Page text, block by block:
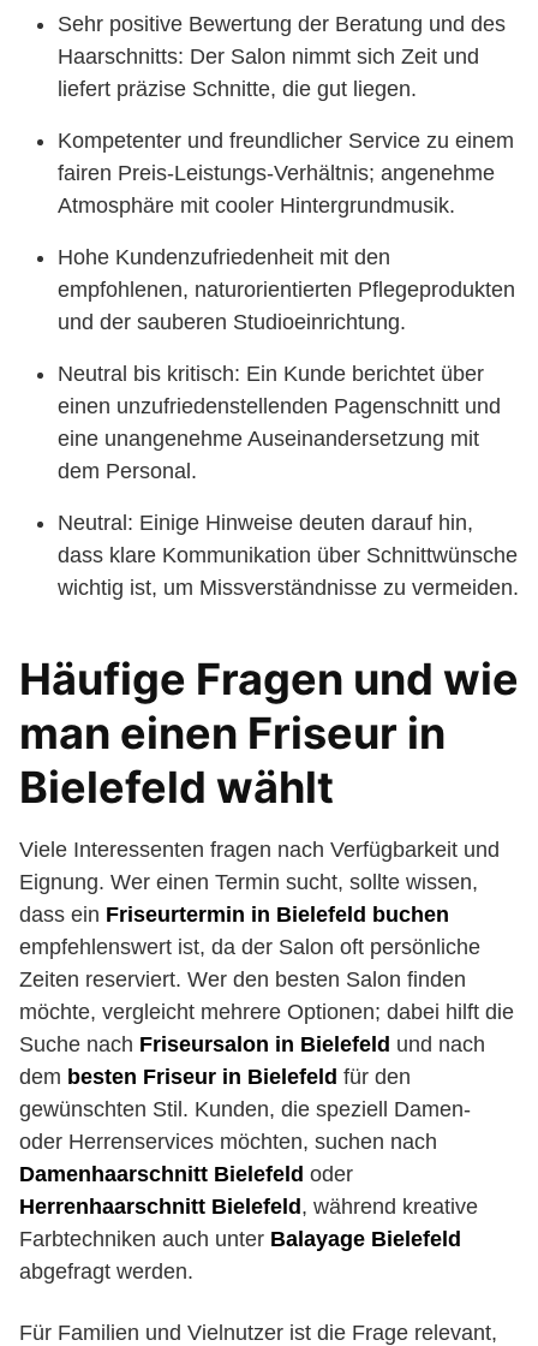
Sehr positive Bewertung der Beratung und des
Haarschnitts: Der Salon nimmt sich Zeit und
liefert präzise Schnitte, die gut liegen.
Kompetenter und freundlicher Service zu einem
fairen Preis-Leistungs-Verhältnis; angenehme
Atmosphäre mit cooler Hintergrundmusik.
Hohe Kundenzufriedenheit mit den
empfohlenen, naturorientierten Pflegeprodukten
und der sauberen Studioeinrichtung.
Neutral bis kritisch: Ein Kunde berichtet über
einen unzufriedenstellenden Pagenschnitt und
eine unangenehme Auseinandersetzung mit
dem Personal.
Neutral: Einige Hinweise deuten darauf hin,
dass klare Kommunikation über Schnittwünsche
wichtig ist, um Missverständnisse zu vermeiden.
Häufige Fragen und wie
man einen Friseur in
Bielefeld wählt
Viele Interessenten fragen nach Verfügbarkeit und
Eignung. Wer einen Termin sucht, sollte wissen,
dass ein Friseurtermin in Bielefeld buchen
empfehlenswert ist, da der Salon oft persönliche
Zeiten reserviert. Wer den besten Salon finden
möchte, vergleicht mehrere Optionen; dabei hilft die
Suche nach Friseursalon in Bielefeld und nach
dem besten Friseur in Bielefeld für den
gewünschten Stil. Kunden, die speziell Damen-
oder Herrenservices möchten, suchen nach
Damenhaarschnitt Bielefeld oder
Herrenhaarschnitt Bielefeld , während kreative
Farbtechniken auch unter Balayage Bielefeld
abgefragt werden.
Für Familien und Vielnutzer ist die Frage relevant,